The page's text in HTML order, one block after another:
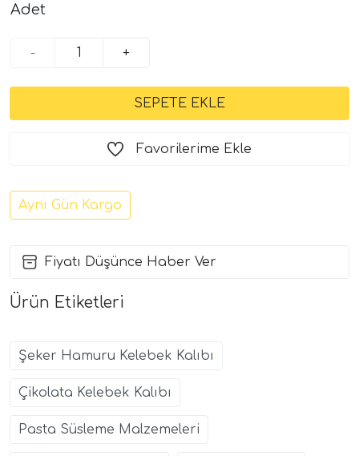
Adet
- +
Favorilerime Ekle
Aynı Gün Kargo
Fiyatı Düşünce Haber Ver
Ürün Etiketleri
Şeker Hamuru Kelebek Kalıbı
Çikolata Kelebek Kalıbı
Pasta Süsleme Malzemeleri